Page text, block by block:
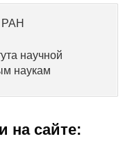
РАН
научной
наукам
на сайте: